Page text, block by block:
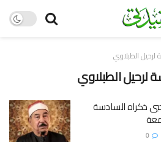
لرحيل الطبلاوي
لرحيل الطبلاوي
ذكراه السادسة